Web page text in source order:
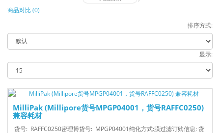
商品对比 (0)
排序方式:
显示:
MilliPak (Millipore货号MPGP04001，货号RAFFC0250)
兼容耗材
货号: RAFFC0250密理博货号: MPGP04001纯化方式:膜过滤订购信息: 货